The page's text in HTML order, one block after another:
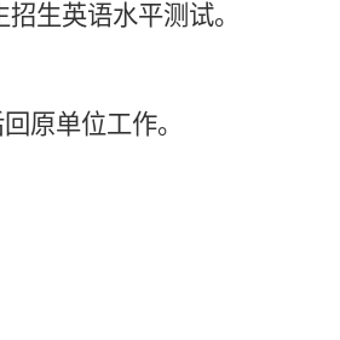
生英语水平测试。
原单位工作。